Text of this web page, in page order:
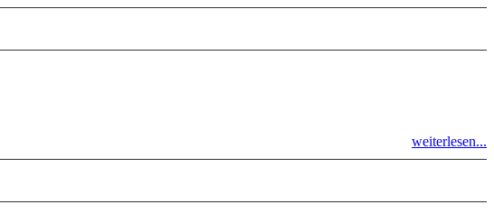
weiterlesen...